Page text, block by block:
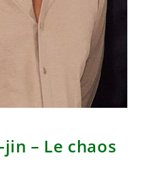
– Le chaos